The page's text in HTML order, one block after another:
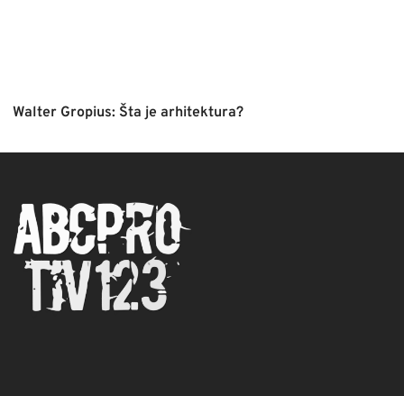
Walter Gropius: Šta je arhitektura?